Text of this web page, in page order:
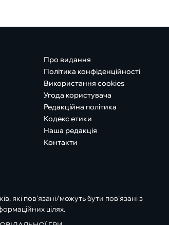
Про видання
Політика конфіденційності
Використання cookies
Угода користувача
Редакційна політика
Кодекс етики
Наша редакція
Контакти
які пов’язані/можуть бути пов’язані з
цілях.